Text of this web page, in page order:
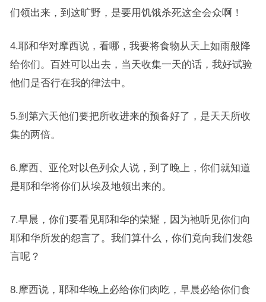
们领出来，到这旷野，是要用饥饿杀死这全会众啊！
4.耶和华对摩西说，看哪，我要将食物从天上如雨般降
给你们。百姓可以出去，当天收集一天的话，我好试验
他们是否行在我的律法中。
5.到第六天他们要把所收进来的预备好了，是天天所收
集的两倍。
6.摩西、亚伦对以色列众人说，到了晚上，你们就知道
是耶和华将你们从埃及地领出来的。
7.早晨，你们要看见耶和华的荣耀，因为祂听见你们向
耶和华所发的怨言了。我们算什么，你们竟向我们发怨
言呢？
8.摩西说，耶和华晚上必给你们肉吃，早晨必给你们食